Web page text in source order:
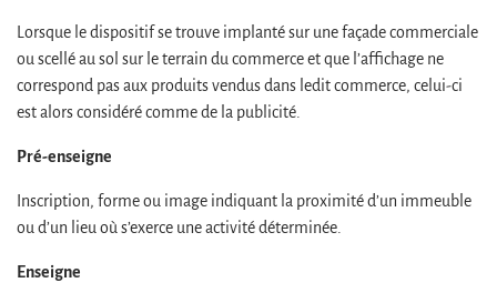
Lorsque le dispositif se trouve implanté sur une façade commerciale
ou scellé au sol sur le terrain du commerce et que l’affichage ne
correspond pas aux produits vendus dans ledit commerce, celui-ci
est alors considéré comme de la publicité.
Pré-enseigne
Inscription, forme ou image indiquant la proximité d’un immeuble
ou d’un lieu où s’exerce une activité déterminée.
Enseigne